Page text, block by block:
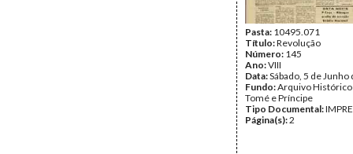
Pasta: 10495.071
Título:Revolução
Número: 145
Ano:VIII
Data:Sábado, 5 de Junho
Fundo:Arquivo Histórico
Tomé e Príncipe
Tipo Documental:
Página(s):2